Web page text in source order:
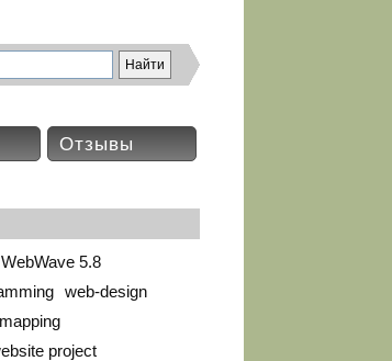
Отзывы
5.8
web-design
project